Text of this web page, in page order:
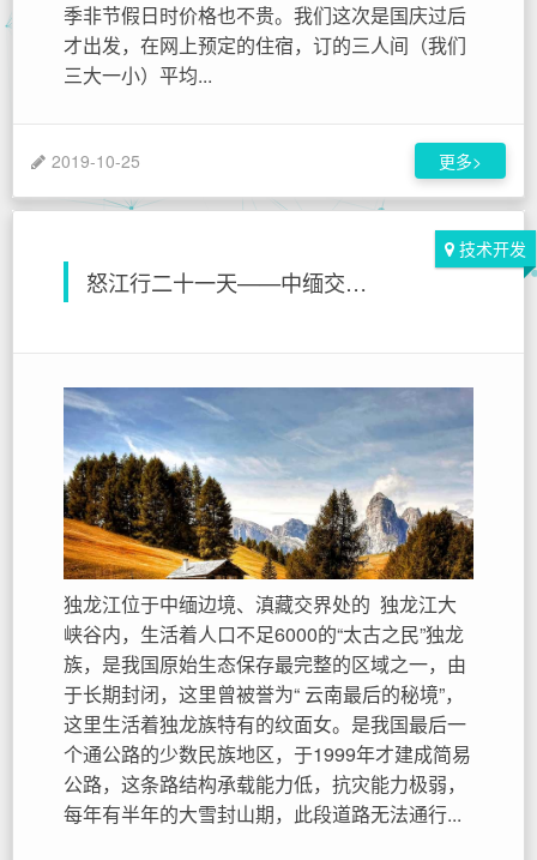
季非节假日时价格也不贵。我们这次是国庆过后
才出发，在网上预定的住宿，订的三人间（我们
三大一小）平均...
2019-10-25 更多>
怒江行二十一天——中缅交界独龙江
技术开发
独龙江位于中缅边境、滇藏交界处的 独龙江大
峡谷内，生活着人口不足6000的“太古之民”独龙
族，是我国原始生态保存最完整的区域之一，由
于长期封闭，这里曾被誉为“ 云南最后的秘境”，
这里生活着独龙族特有的纹面女。是我国最后一
个通公路的少数民族地区，于1999年才建成简易
公路，这条路结构承载能力低，抗灾能力极弱，
每年有半年的大雪封山期，此段道路无法通行...